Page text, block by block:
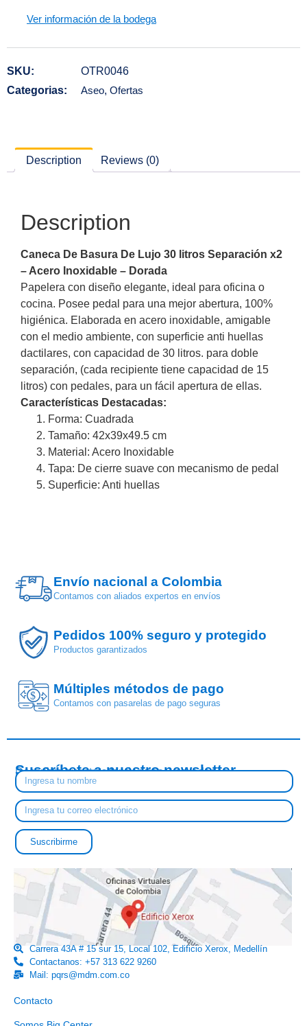
Ver información de la bodega
SKU:
OTR0046
Categorias:
Aseo, Ofertas
Description Reviews (0)
Description
Caneca De Basura De Lujo 30 litros Separación x2
– Acero Inoxidable – Dorada
Papelera con diseño elegante, ideal para oficina o
cocina. Posee pedal para una mejor abertura, 100%
higiénica. Elaborada en acero inoxidable, amigable
con el medio ambiente, con superficie anti huellas
dactilares, con capacidad de 30 litros. para doble
separación, (cada recipiente tiene capacidad de 15
litros) con pedales, para un fácil apertura de ellas.
Características Destacadas:
Forma: Cuadrada
Tamaño: 42x39x49.5 cm
Material: Acero Inoxidable
Tapa: De cierre suave con mecanismo de pedal
Superficie: Anti huellas
Envío nacional a Colombia
Contamos con aliados expertos en envíos
Pedidos 100% seguro y protegido
Productos garantizados
$ Múltiples métodos de pago
Contamos con pasarelas de pago seguras
Suscríbete a nuestro newsletter
Descubre nuestras tendencias y novedades
Suscribirme
Carrera 43A # 15 sur 15, Local 102, Edificio Xerox, Medellín
Contactanos: +57 313 622 9260
Mail: pqrs@mdm.com.co
Enlaces útiles
Contacto